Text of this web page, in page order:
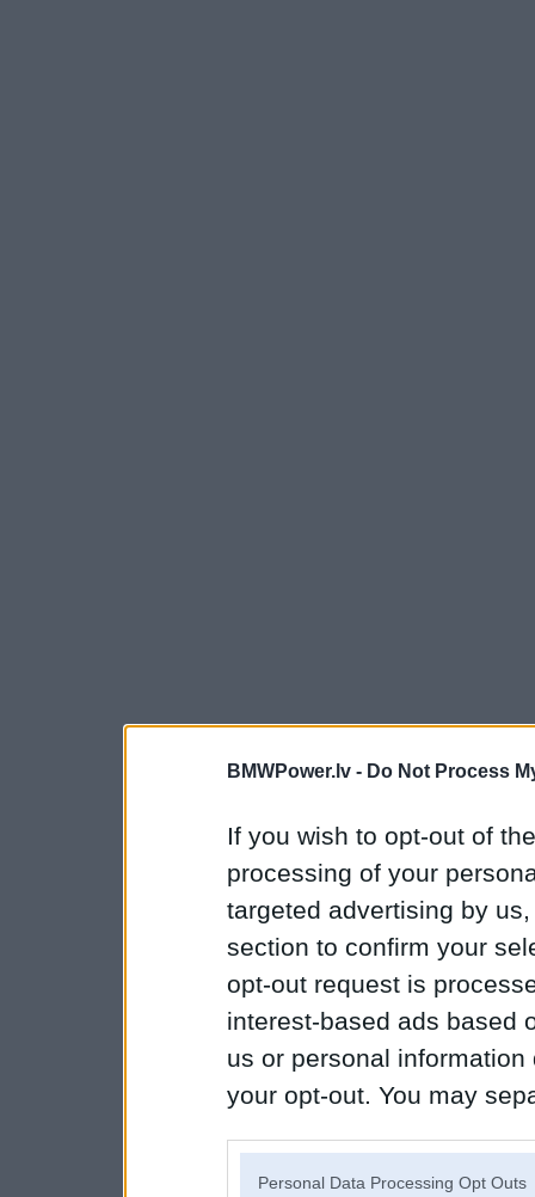
BMWPower.lv - Do Not Process
If you wish to opt-out of
processing of your
targeted advertising by
section to confirm your
opt-out request is
interest-based ads based
us or personal
your opt-out. You may
Personal Data Processing Opt Outs